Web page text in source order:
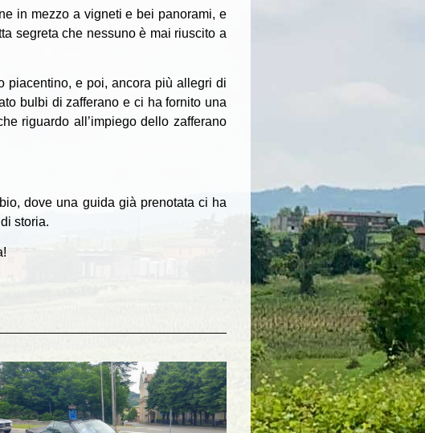
in mezzo a vigneti e bei panorami, e
segreta che nessuno è mai riuscito a
piacentino, e poi, ancora più allegri di
bulbi di zafferano e ci ha fornito una
riguardo all’impiego dello zafferano
dove una guida già prenotata ci ha
storia.